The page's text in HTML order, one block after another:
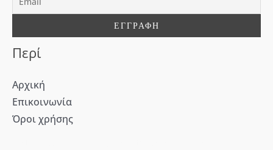
α
Περί
Αρχική
Επικοινωνία
Όροι χρήσης